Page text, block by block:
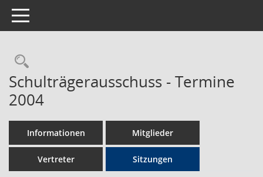
Toggle navigation
Rechercheauswahl
Schulträgerausschuss - Termine
2004
Informationen Mitglieder
Vertreter Sitzungen